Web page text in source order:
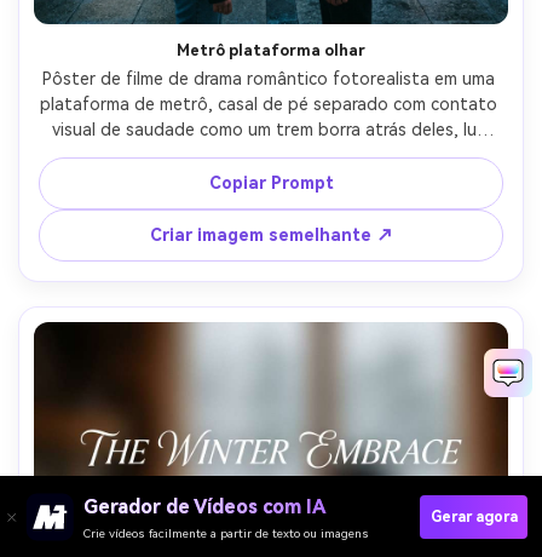
Metrô plataforma olhar
Pôster de filme de drama romântico fotorealista em uma
plataforma de metrô, casal de pé separado com contato
visual de saudade como um trem borra atrás deles, luz
fluorescente fresca misturada com brilho quente do
painel de anúncios, moda de rua moderna, tensão e
intimidade, forte enquadramento vertical com espaço
negativo acima para o título, disparado em 50mm f/1.4,
desfoque de movimento + rostos nítidos, grau
cinematográfico-AR 4:5
Copiar Prompt
Criar imagem semelhante ↗
Gerador de Vídeos com IA
Crie vídeos facilmente a partir de texto ou imagens
Gerar agora